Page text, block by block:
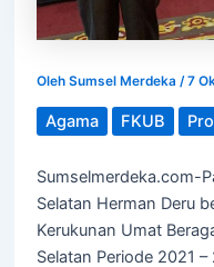
Oleh Sumsel Merdeka /7
Agama FKUB
Sumselmerdeka.com-
Selatan Herman Deru
Kerukunan Umat
Selatan Periode 2021